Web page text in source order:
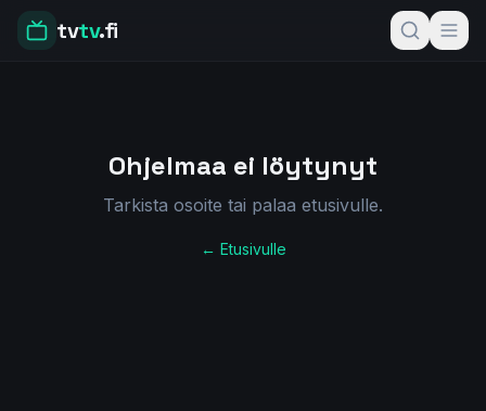
tvtv.fi
Ohjelmaa ei löytynyt
Tarkista osoite tai palaa etusivulle.
← Etusivulle